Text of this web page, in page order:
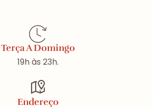
Terça A Domingo
19h às 23h.
Endereço